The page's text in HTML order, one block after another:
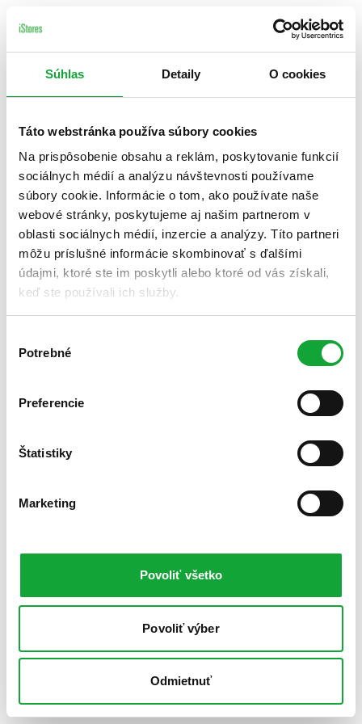
Súhlas Detaily O cookies
Táto webstránka používa súbory cookies
Na prispôsobenie obsahu a reklám, poskytovanie funkcií
sociálnych médií a analýzu návštevnosti používame
súbory cookie. Informácie o tom, ako používate naše
webové stránky, poskytujeme aj našim partnerom v
oblasti sociálnych médií, inzercie a analýzy. Títo partneri
môžu príslušné informácie skombinovať s ďalšími
údajmi, ktoré ste im poskytli alebo ktoré od vás získali,
keď ste používali ich služby.
súhlasu
Potrebné
Preferencie
Štatistiky
Marketing
Povoliť všetko
Povoliť výber
Odmietnuť